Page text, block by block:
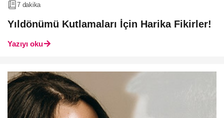
7 dakika
Yıldönümü Kutlamaları İçin Harika Fikirler!
Yazıyı oku